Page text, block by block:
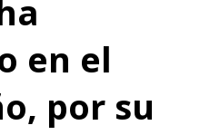
en el
por su